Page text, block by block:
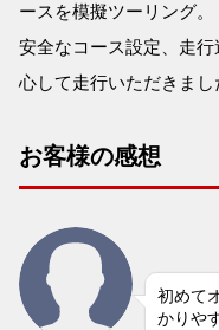
ースを模擬ツーリング。
安全なコース設定、走
心して走行いただきまし
お客様の感想
初めて
かりや